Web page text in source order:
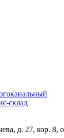
склад
д. 27, кор. 8,